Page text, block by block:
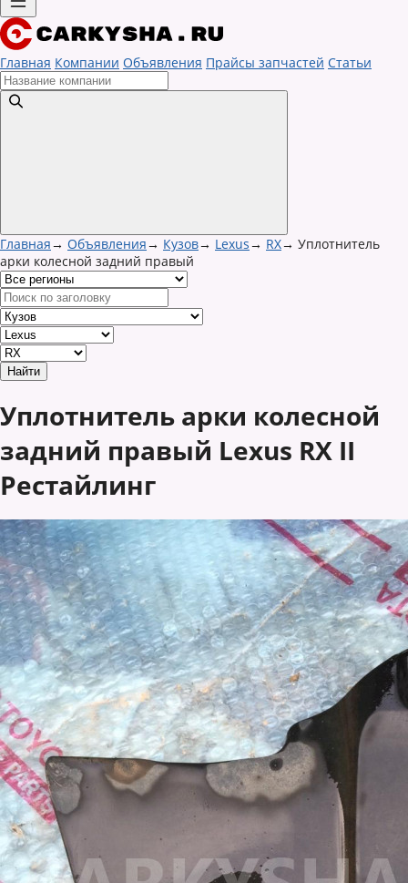
Главная Компании Объявления Прайсы запчастей Статьи
Главная→ Объявления→ Кузов→ Lexus→ RX→ Уплотнитель
арки колесной задний правый
Уплотнитель арки колесной
задний правый Lexus RX II
Рестайлинг